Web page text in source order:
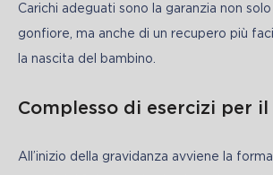
Carichi adeguati sono la garanzia non solo
gonfiore, ma anche di un recupero più
la nascita del bambino.
Complesso di esercizi per il
All’inizio della gravidanza avviene la